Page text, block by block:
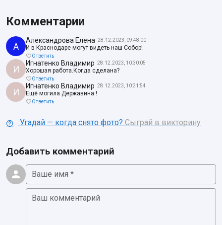
Комментарии
А
Александрова Елена 28.12.2023, 09:48:00
И в Краснодаре могут видеть наш Собор!
Ответить
И
Игнатенко Владимир 28.12.2023, 10:30:05
Хорошая работа.Когда сделана?
Ответить
И
Игнатенко Владимир 28.12.2023, 10:31:54
Ещё могила Державина !
Ответить
Угадай — когда снято фото? Сыграй в викторину
Добавить комментарий
Ваше имя *
Ваш комментарий